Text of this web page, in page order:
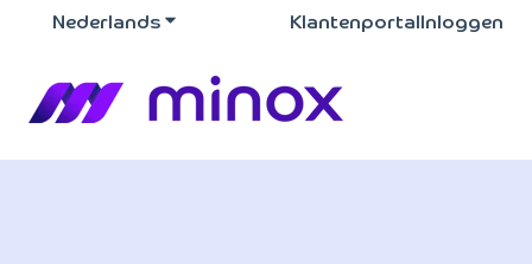
Nederlands Submenu tonen voor vertalingen
Klantenportal Inloggen